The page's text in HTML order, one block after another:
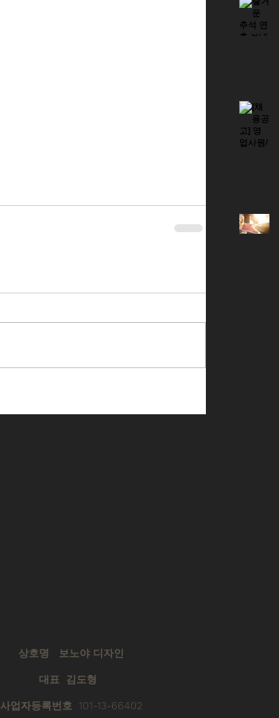
상호명 보노야 디자인
대표 김도형
사업자등록번호 101-13-66402